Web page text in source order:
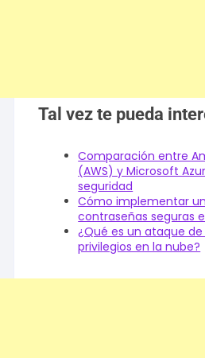
Tal vez te pueda
Comparación entre
(AWS) y Microsoft
seguridad
Cómo implementar
contraseñas seguras
¿Qué es un ataque
privilegios en la nube?